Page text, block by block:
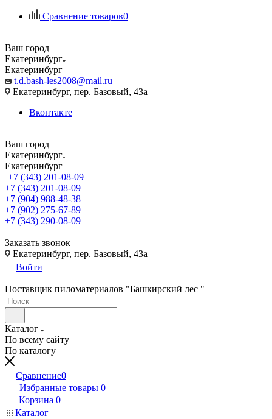
Сравнение товаров0
Ваш город
Екатеринбург
Екатеринбург
t.d.bash-les2008@mail.ru
Екатеринбург, пер. Базовый, 43а
Вконтакте
Ваш город
Екатеринбург
Екатеринбург
+7 (343) 201-08-09
+7 (343) 201-08-09
+7 (904) 988-48-38
+7 (902) 275-67-89
+7 (343) 290-08-09
Заказать звонок
Екатеринбург, пер. Базовый, 43а
Войти
Поставщик пиломатериалов "Башкирский лес "
Каталог
По всему сайту
По каталогу
Сравнение0
Избранные товары 0
Корзина 0
Каталог